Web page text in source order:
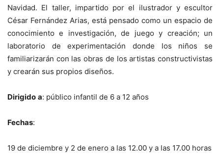
Navidad. El taller, impartido por el ilustrador y escultor
César Fernández Arias, está pensado como un espacio de
conocimiento e investigación, de juego y creación; un
laboratorio de experimentación donde los niños se
familiarizarán con las obras de los artistas constructivistas
y crearán sus propios diseños.
Dirigido a: público infantil de 6 a 12 años
Fechas:
19 de diciembre y 2 de enero a las 12.00 y a las 17.00 horas